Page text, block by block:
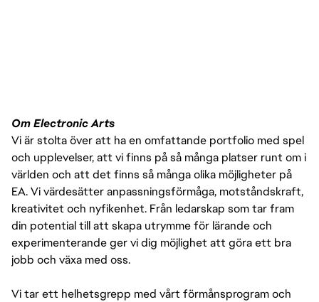
Om Electronic Arts
Vi är stolta över att ha en omfattande portfolio med spel
och upplevelser, att vi finns på så många platser runt om i
världen och att det finns så många olika möjligheter på
EA. Vi värdesätter anpassningsförmåga, motståndskraft,
kreativitet och nyfikenhet. Från ledarskap som tar fram
din potential till att skapa utrymme för lärande och
experimenterande ger vi dig möjlighet att göra ett bra
jobb och växa med oss.
Vi tar ett helhetsgrepp med vårt förmånsprogram och